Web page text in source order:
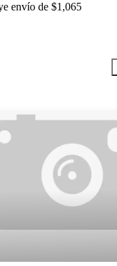
envío de $1,065